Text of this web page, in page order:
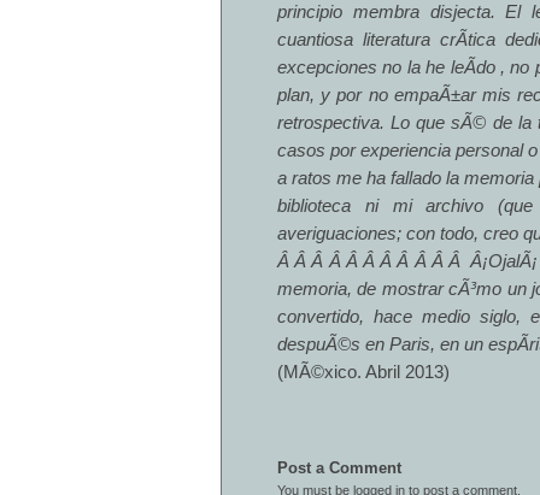
principio membra disjecta. El
cuantiosa literatura crÃ­tica
excepciones no la he leÃ­do ,
plan, y por no empaÃ±ar mis
retrospectiva. Lo que sÃ© de la
casos por experiencia personal
a ratos me ha fallado la
biblioteca ni mi archivo
averiguaciones; con todo, creo
Â Â Â Â Â Â Â Â Â Â Â
memoria, de mostrar cÃ³mo un
convertido, hace medio siglo,
despuÃ©s en Paris, en un
(MÃ©xico. Abril 2013)
Post a Comment
You must be logged in to post a comment.